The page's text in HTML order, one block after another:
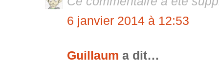
6 janvier 2014 à 12:53
Guillaum a dit…